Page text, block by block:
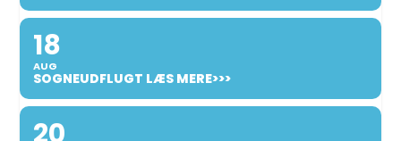
18
AUG
SOGNEUDFLUGT LÆS MERE>>>